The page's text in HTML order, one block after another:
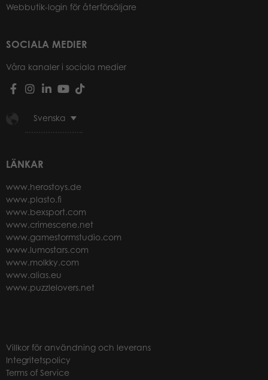
Webbutik-login för återförsäljare
SOCIALA MEDIER
Våra kanaler i sociala medier
Svenska
LÄNKAR
www.herostoys.de
www.plasto.fi
www.bexsport.com
www.crimescene.net
www.gamestormstudio.com
www.lumostars.com
www.molkky.com
www.alias.eu
www.puzzlelovers.net
Villkor för användning och leverans
Integritetspolicy
Terms of Service